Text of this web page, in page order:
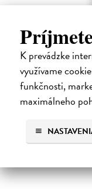
K prevádzke
využívame
funkčnosti,
maximálneho
Anka
Urban Milo|
Doteraz
Liptove a odkrýva
Smoliarovi nepriatelia
10,50 €